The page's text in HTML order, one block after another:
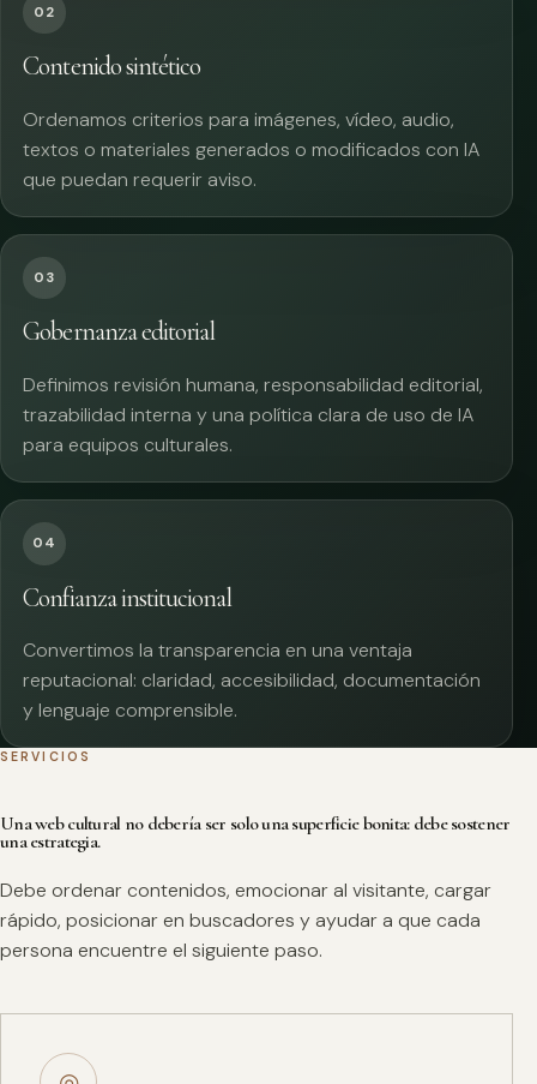
02
Contenido sintético
Ordenamos criterios para imágenes, vídeo, audio,
textos o materiales generados o modificados con IA
que puedan requerir aviso.
03
Gobernanza editorial
Definimos revisión humana, responsabilidad editorial,
trazabilidad interna y una política clara de uso de IA
para equipos culturales.
04
Confianza institucional
Convertimos la transparencia en una ventaja
reputacional: claridad, accesibilidad, documentación
y lenguaje comprensible.
SERVICIOS
Una web cultural no debería ser solo una superficie bonita: debe sostener
una estrategia.
Debe ordenar contenidos, emocionar al visitante, cargar
rápido, posicionar en buscadores y ayudar a que cada
persona encuentre el siguiente paso.